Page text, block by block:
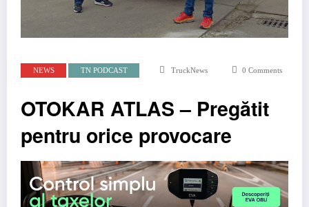
NEWS TN PODCAST TruckNews 0 Comments
OTOKAR ATLAS – Pregătit
pentru orice provocare